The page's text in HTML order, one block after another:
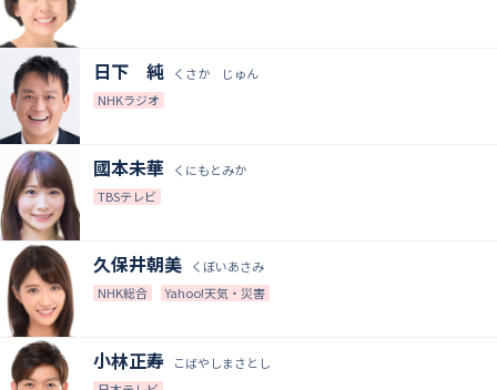
くさか じゅん
日下 純
NHKラジオ
くにもとみか
國本未華
TBSテレビ
くぼいあさみ
久保井朝美
NHK総合 Yahoo!天気・災害
こばやしまさとし
小林正寿